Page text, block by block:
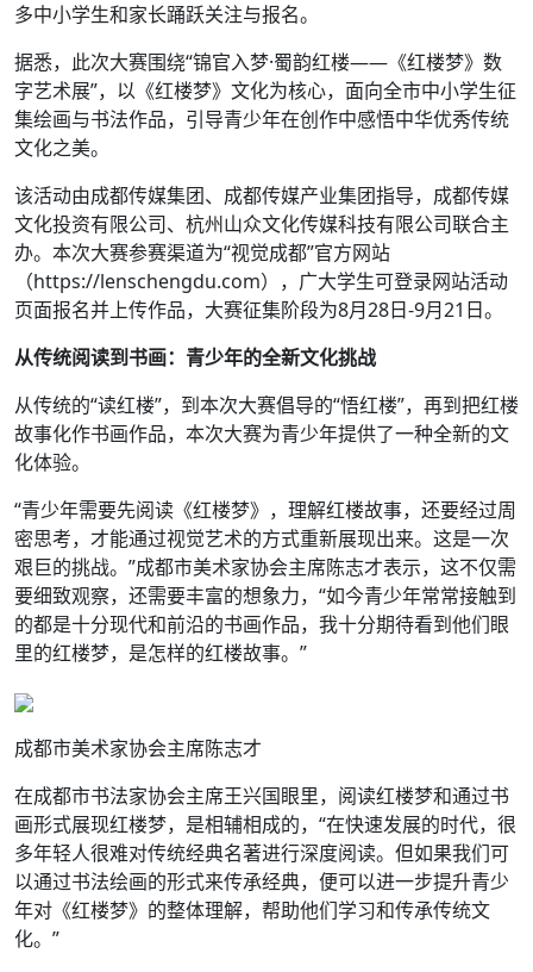
多中小学生和家长踊跃关注与报名。
据悉，此次大赛围绕“锦官入梦·蜀韵红楼——《红楼梦》数
字艺术展”，以《红楼梦》文化为核心，面向全市中小学生征
集绘画与书法作品，引导青少年在创作中感悟中华优秀传统
文化之美。
该活动由成都传媒集团、成都传媒产业集团指导，成都传媒
文化投资有限公司、杭州山众文化传媒科技有限公司联合主
办。本次大赛参赛渠道为“视觉成都”官方网站
（https://lenschengdu.com），广大学生可登录网站活动
页面报名并上传作品，大赛征集阶段为8月28日-9月21日。
从传统阅读到书画：青少年的全新文化挑战
从传统的“读红楼”，到本次大赛倡导的“悟红楼”，再到把红楼
故事化作书画作品，本次大赛为青少年提供了一种全新的文
化体验。
“青少年需要先阅读《红楼梦》，理解红楼故事，还要经过周
密思考，才能通过视觉艺术的方式重新展现出来。这是一次
艰巨的挑战。”成都市美术家协会主席陈志才表示，这不仅需
要细致观察，还需要丰富的想象力，“如今青少年常常接触到
的都是十分现代和前沿的书画作品，我十分期待看到他们眼
里的红楼梦，是怎样的红楼故事。”
成都市美术家协会主席陈志才
在成都市书法家协会主席王兴国眼里，阅读红楼梦和通过书
画形式展现红楼梦，是相辅相成的，“在快速发展的时代，很
多年轻人很难对传统经典名著进行深度阅读。但如果我们可
以通过书法绘画的形式来传承经典，便可以进一步提升青少
年对《红楼梦》的整体理解，帮助他们学习和传承传统文
化。”